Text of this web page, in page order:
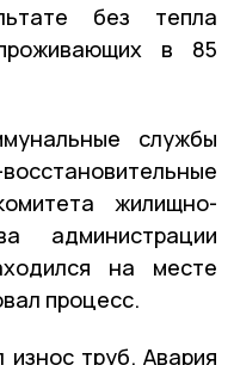
без тепла
в 85
службы
жилищно-
администрации
на месте
процесс.
износ труб. Авария